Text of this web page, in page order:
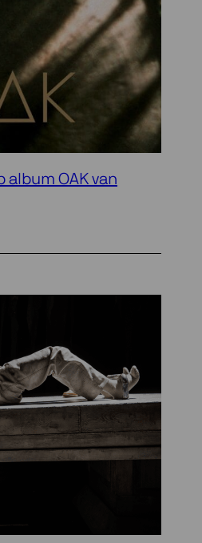
album OAK van